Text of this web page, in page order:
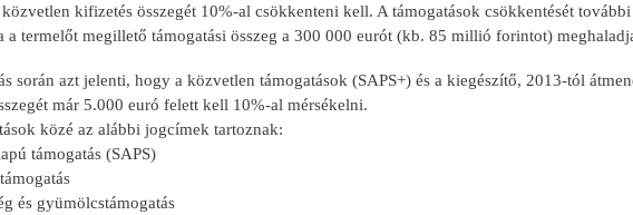
kifizetés összegét 10%-al csökkenteni kell. A támogatások csökkentését
a termelőt megillető támogatási összeg a 300 000 eurót (kb. 85 millió forintot)
során azt jelenti, hogy a közvetlen támogatások (SAPS+) és a kiegészítő, 2013-tól
már 5.000 euró felett kell 10%-al mérsékelni.
közé az alábbi jogcímek tartoznak:
támogatás (SAPS)
és gyümölcstámogatás